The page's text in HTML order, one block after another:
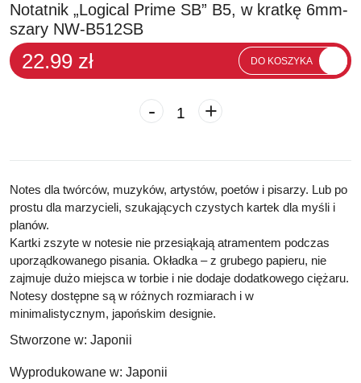
Notatnik „Logical Prime SB” B5, w kratkę 6mm-
szary NW-B512SB
22.99 zł DO KOSZYKA
- +
Notes dla twórców, muzyków, artystów, poetów i pisarzy. Lub po
prostu dla marzycieli, szukających czystych kartek dla myśli i
planów.
Kartki zszyte w notesie nie przesiąkają atramentem podczas
uporządkowanego pisania. Okładka – z grubego papieru, nie
zajmuje dużo miejsca w torbie i nie dodaje dodatkowego ciężaru.
Notesy dostępne są w różnych rozmiarach i w
minimalistycznym, japońskim designie.
Stworzone w: Japonii
Wyprodukowane w: Japonii